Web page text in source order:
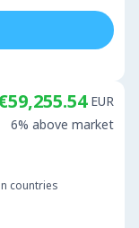
countries
EUR
6% above market